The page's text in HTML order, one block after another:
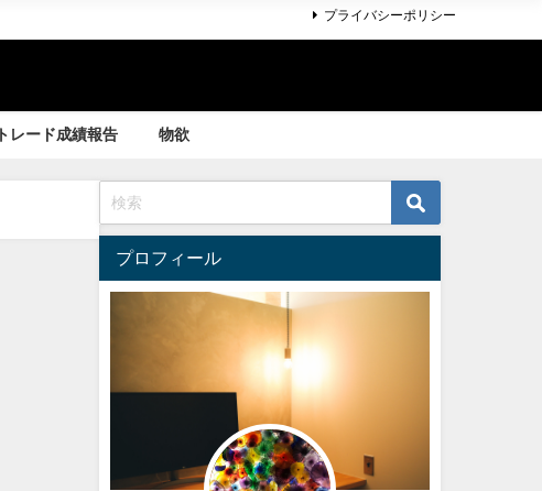
プライバシーポリシー
トレード成績報告 物欲
プロフィール